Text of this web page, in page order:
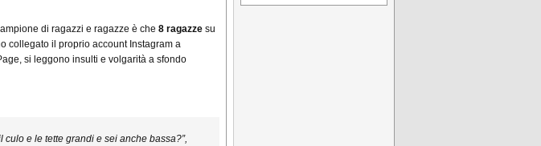
di ragazzi e ragazze è che 8 ragazze su
collegato il proprio account Instagram a
si leggono insulti e volgarità a sfondo
culo e le tette grandi e sei anche bassa?”,